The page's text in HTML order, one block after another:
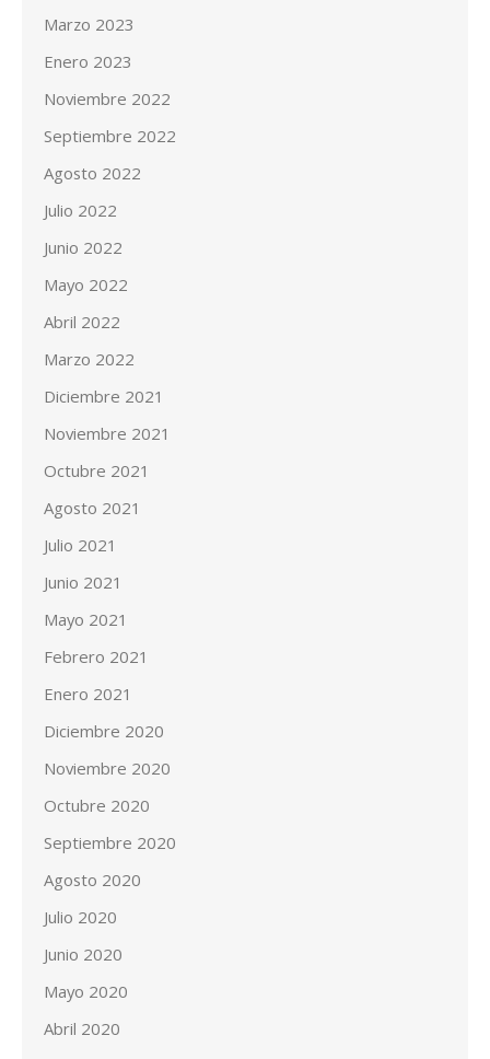
Marzo 2023
Enero 2023
Noviembre 2022
Septiembre 2022
Agosto 2022
Julio 2022
Junio 2022
Mayo 2022
Abril 2022
Marzo 2022
Diciembre 2021
Noviembre 2021
Octubre 2021
Agosto 2021
Julio 2021
Junio 2021
Mayo 2021
Febrero 2021
Enero 2021
Diciembre 2020
Noviembre 2020
Octubre 2020
Septiembre 2020
Agosto 2020
Julio 2020
Junio 2020
Mayo 2020
Abril 2020